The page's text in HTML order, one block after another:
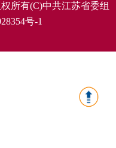
所有(C)中共江苏省委组
号-1